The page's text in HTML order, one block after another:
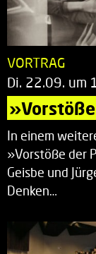
VORTRAG
Di. 22.09. um
In einem
»Vorstöße der
Geisbe und
Denken…